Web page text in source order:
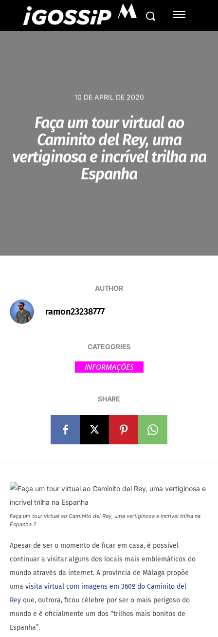
M
10 DE APRIL DE 2020
Faça um tour virtual ao
Caminito del Rey, uma
vertiginosa e incrível trilha na
Espanha
AUTHOR
ramon23238777
CATEGORIES
INFORMAÇÕES
SHARE
Faça um tour virtual ao Caminito del Rey, uma vertiginosa e incrível trilha na
Espanha 2
Apesar de ser o momento de ficar em casa, é possível
continuar a visitar alguns dos locais mais emblemáticos do
mundo através da internet. A província de Málaga propõe
uma visita virtual com imagens em 360º do Caminito del
Rey que, outrora, ficou célebre por ser o mais perigoso do
mundo e é oficialmente um dos “trilhos mais bonitos de
Espanha”.